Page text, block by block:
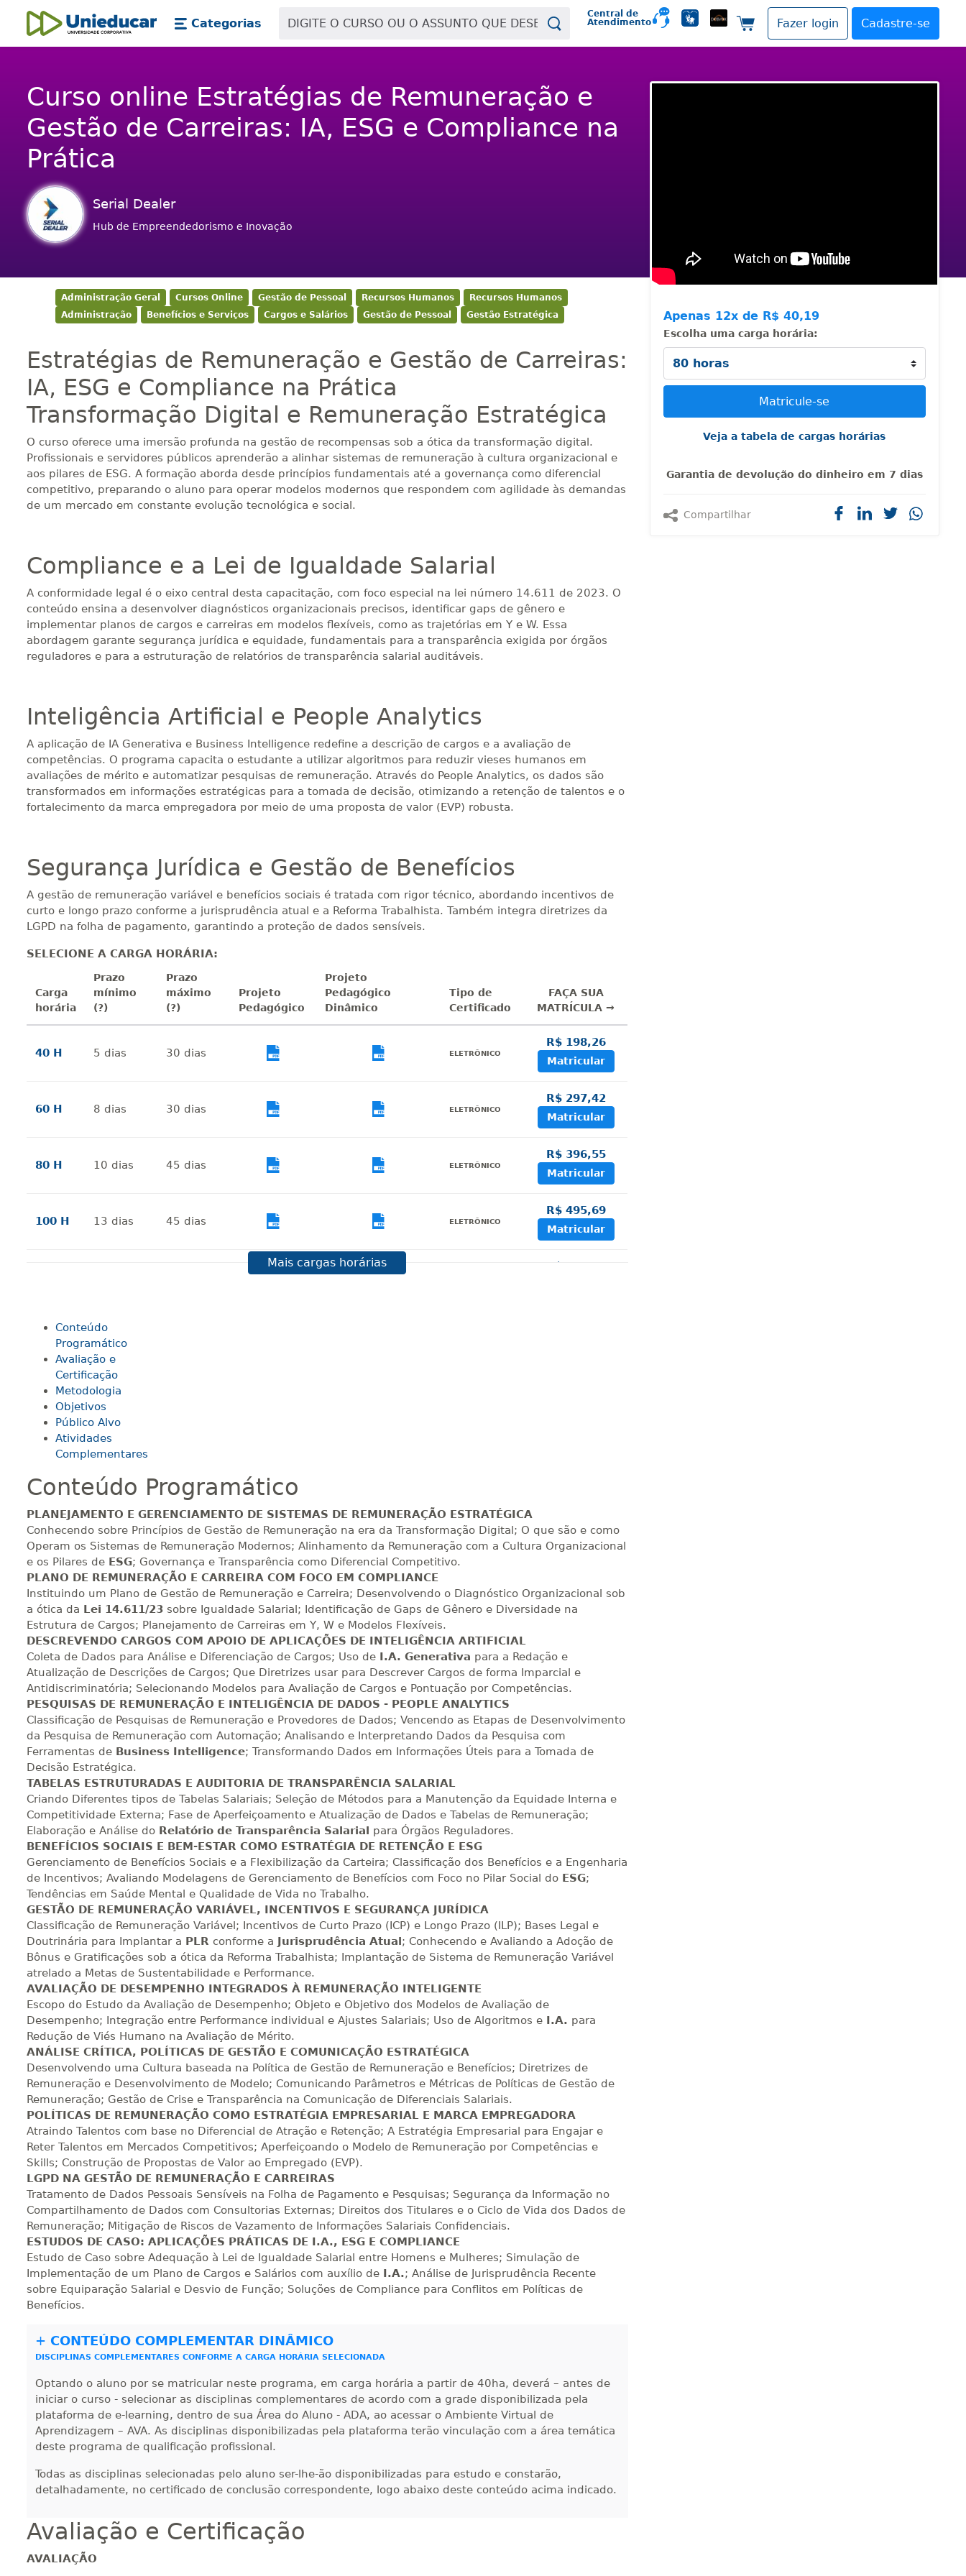
Skip main navigation
Skip to main content
Unieducar
Categorias
Central de
Atendimento
Carrinho de compras
Fazer login Cadastre-se
Curso online Estratégias de Remuneração e
Gestão de Carreiras: IA, ESG e Compliance na
Prática
Serial Dealer
Hub de Empreendedorismo e Inovação
Apenas 12x de R$ 40,19
Escolha uma carga horária:
Veja a tabela de cargas horárias
Garantia de devolução do dinheiro em 7 dias
Compartilhar
Administração Geral Cursos Online Gestão de Pessoal Recursos Humanos
Recursos Humanos
Administração
Benefícios e Serviços Cargos e Salários Gestão de Pessoal Gestão Estratégica
Estratégias de Remuneração e Gestão de Carreiras:
IA, ESG e Compliance na Prática
Transformação Digital e Remuneração Estratégica
O curso oferece uma imersão profunda na gestão de recompensas sob a ótica da transformação digital.
Profissionais e servidores públicos aprenderão a alinhar sistemas de remuneração à cultura organizacional e
aos pilares de ESG. A formação aborda desde princípios fundamentais até a governança como diferencial
competitivo, preparando o aluno para operar modelos modernos que respondem com agilidade às demandas
de um mercado em constante evolução tecnológica e social.
Compliance e a Lei de Igualdade Salarial
A conformidade legal é o eixo central desta capacitação, com foco especial na lei número 14.611 de 2023. O
conteúdo ensina a desenvolver diagnósticos organizacionais precisos, identificar gaps de gênero e
implementar planos de cargos e carreiras em modelos flexíveis, como as trajetórias em Y e W. Essa
abordagem garante segurança jurídica e equidade, fundamentais para a transparência exigida por órgãos
reguladores e para a estruturação de relatórios de transparência salarial auditáveis.
Inteligência Artificial e People Analytics
A aplicação de IA Generativa e Business Intelligence redefine a descrição de cargos e a avaliação de
competências. O programa capacita o estudante a utilizar algoritmos para reduzir vieses humanos em
avaliações de mérito e automatizar pesquisas de remuneração. Através do People Analytics, os dados são
transformados em informações estratégicas para a tomada de decisão, otimizando a retenção de talentos e o
fortalecimento da marca empregadora por meio de uma proposta de valor (EVP) robusta.
Segurança Jurídica e Gestão de Benefícios
A gestão de remuneração variável e benefícios sociais é tratada com rigor técnico, abordando incentivos de
curto e longo prazo conforme a jurisprudência atual e a Reforma Trabalhista. Também integra diretrizes da
LGPD na folha de pagamento, garantindo a proteção de dados sensíveis.
SELECIONE A CARGA HORÁRIA:
Carga
horária
Prazo
mínimo
(?)
Prazo
máximo
(?)
Projeto
Pedagógico
Projeto
Pedagógico
Dinâmico
Tipo de
Certificado
FAÇA SUA
MATRÍCULA →
40 H 5 dias 30 dias Visualizar
ELETRÔNICO
R$ 198,26
Matricular
60 H 8 dias 30 dias Visualizar
ELETRÔNICO
R$ 297,42
Matricular
80 H 10 dias 45 dias Visualizar
ELETRÔNICO
R$ 396,55
Matricular
100 H 13 dias 45 dias Visualizar
ELETRÔNICO
R$ 495,69
Matricular
Visualizar
R$ 594,81
140 H 18
160 H 20dias
180 H 23dias
dias
220 H 28 dias 90dias Visualizar Visualizar
R$ 1.090,51
240 H 30dias 90dias Visualizar Visualizar
ELETRÔNICO
R$ 1.189,66
260 H 33 dias 90dias Visualizar Visualizar
ELETRÔNICO
R$ 1.288,78
Matricular
280 H 35dias 120 dias Visualizar Visualizar
ELETRÔNICO
R$ 1.387,93
Matricular
300 H 38dias 120dias Visualizar Visualizar
320 H 40dias 120dias Visualizar Visualizar
ELETRÔNICO
340 H 43 dias 120 dias Visualizar
R$ 1.685,33
360 H 45 dias 120 dias Visualizar Visualizar
R$ 1.784,48
Matricular
380 H 48dias 150dias Visualizar Visualizar
ELETRÔNICO
Matricular
50 150 Visualizar VisualizarELETRÔNICO
Matricular
420 H 53dias 150dias Visualizar Visualizar
ELETRÔNICO
Matricular
440 H 55dias 150dias Visualizar
Mais cargas horárias
Conteúdo
Programático
Avaliação e
Certificação
Metodologia
Objetivos
Público Alvo
Atividades
Complementares
Conteúdo Programático
PLANEJAMENTO E GERENCIAMENTO DE SISTEMAS DE REMUNERAÇÃO ESTRATÉGICA
Conhecendo sobre Princípios de Gestão de Remuneração na era da Transformação Digital; O que são e como
Operam os Sistemas de Remuneração Modernos; Alinhamento da Remuneração com a Cultura Organizacional
e os Pilares de ESG; Governança e Transparência como Diferencial Competitivo.
PLANO DE REMUNERAÇÃO E CARREIRA COM FOCO EM COMPLIANCE
Instituindo um Plano de Gestão de Remuneração e Carreira; Desenvolvendo o Diagnóstico Organizacional sob
a ótica da Lei 14.611/23 sobre Igualdade Salarial; Identificação de Gaps de Gênero e Diversidade na
Estrutura de Cargos; Planejamento de Carreiras em Y, W e Modelos Flexíveis.
DESCREVENDO CARGOS COM APOIO DE APLICAÇÕES DE INTELIGÊNCIA ARTIFICIAL
Coleta de Dados para Análise e Diferenciação de Cargos; Uso de I.A. Generativa para a Redação e
Atualização de Descrições de Cargos; Que Diretrizes usar para Descrever Cargos de forma Imparcial e
Antidiscriminatória; Selecionando Modelos para Avaliação de Cargos e Pontuação por Competências.
PESQUISAS DE REMUNERAÇÃO E INTELIGÊNCIA DE DADOS - PEOPLE ANALYTICS
Classificação de Pesquisas de Remuneração e Provedores de Dados; Vencendo as Etapas de Desenvolvimento
da Pesquisa de Remuneração com Automação; Analisando e Interpretando Dados da Pesquisa com
Ferramentas de Business Intelligence; Transformando Dados em Informações Úteis para a Tomada de
Decisão Estratégica.
TABELAS ESTRUTURADAS E AUDITORIA DE TRANSPARÊNCIA SALARIAL
Criando Diferentes tipos de Tabelas Salariais; Seleção de Métodos para a Manutenção da Equidade Interna e
Competitividade Externa; Fase de Aperfeiçoamento e Atualização de Dados e Tabelas de Remuneração;
Elaboração e Análise do Relatório de Transparência Salarial para Órgãos Reguladores.
BENEFÍCIOS SOCIAIS E BEM-ESTAR COMO ESTRATÉGIA DE RETENÇÃO E ESG
Gerenciamento de Benefícios Sociais e a Flexibilização da Carteira; Classificação dos Benefícios e a Engenharia
de Incentivos; Avaliando Modelagens de Gerenciamento de Benefícios com Foco no Pilar Social do ESG;
Tendências em Saúde Mental e Qualidade de Vida no Trabalho.
GESTÃO DE REMUNERAÇÃO VARIÁVEL, INCENTIVOS E SEGURANÇA JURÍDICA
Classificação de Remuneração Variável; Incentivos de Curto Prazo (ICP) e Longo Prazo (ILP); Bases Legal e
Doutrinária para Implantar a PLR conforme a Jurisprudência Atual; Conhecendo e Avaliando a Adoção de
Bônus e Gratificações sob a ótica da Reforma Trabalhista; Implantação de Sistema de Remuneração Variável
atrelado a Metas de Sustentabilidade e Performance.
AVALIAÇÃO DE DESEMPENHO INTEGRADOS À REMUNERAÇÃO INTELIGENTE
Escopo do Estudo da Avaliação de Desempenho; Objeto e Objetivo dos Modelos de Avaliação de
Desempenho; Integração entre Performance individual e Ajustes Salariais; Uso de Algoritmos e I.A. para
Redução de Viés Humano na Avaliação de Mérito.
ANÁLISE CRÍTICA, POLÍTICAS DE GESTÃO E COMUNICAÇÃO ESTRATÉGICA
Desenvolvendo uma Cultura baseada na Política de Gestão de Remuneração e Benefícios; Diretrizes de
Remuneração e Desenvolvimento de Modelo; Comunicando Parâmetros e Métricas de Políticas de Gestão de
Remuneração; Gestão de Crise e Transparência na Comunicação de Diferenciais Salariais.
POLÍTICAS DE REMUNERAÇÃO COMO ESTRATÉGIA EMPRESARIAL E MARCA EMPREGADORA
Atraindo Talentos com base no Diferencial de Atração e Retenção; A Estratégia Empresarial para Engajar e
Reter Talentos em Mercados Competitivos; Aperfeiçoando o Modelo de Remuneração por Competências e
Skills; Construção de Propostas de Valor ao Empregado (EVP).
LGPD NA GESTÃO DE REMUNERAÇÃO E CARREIRAS
Tratamento de Dados Pessoais Sensíveis na Folha de Pagamento e Pesquisas; Segurança da Informação no
Compartilhamento de Dados com Consultorias Externas; Direitos dos Titulares e o Ciclo de Vida dos Dados de
Remuneração; Mitigação de Riscos de Vazamento de Informações Salariais Confidenciais.
ESTUDOS DE CASO: APLICAÇÕES PRÁTICAS DE I.A., ESG E COMPLIANCE
Estudo de Caso sobre Adequação à Lei de Igualdade Salarial entre Homens e Mulheres; Simulação de
Implementação de um Plano de Cargos e Salários com auxílio de I.A.; Análise de Jurisprudência Recente
sobre Equiparação Salarial e Desvio de Função; Soluções de Compliance para Conflitos em Políticas de
Benefícios.
+ CONTEÚDO COMPLEMENTAR DINÂMICO
DISCIPLINAS COMPLEMENTARES CONFORME A CARGA HORÁRIA SELECIONADA
Optando o aluno por se matricular neste programa, em carga horária a partir de 40ha, deverá – antes de
iniciar o curso - selecionar as disciplinas complementares de acordo com a grade disponibilizada pela
plataforma de e-learning, dentro de sua Área do Aluno - ADA, ao acessar o Ambiente Virtual de
Aprendizagem – AVA. As disciplinas disponibilizadas pela plataforma terão vinculação com a área temática
deste programa de qualificação profissional.
Todas as disciplinas selecionadas pelo aluno ser-lhe-ão disponibilizadas para estudo e constarão,
detalhadamente, no certificado de conclusão correspondente, logo abaixo deste conteúdo acima indicado.
Avaliação e Certificação
AVALIAÇÃO